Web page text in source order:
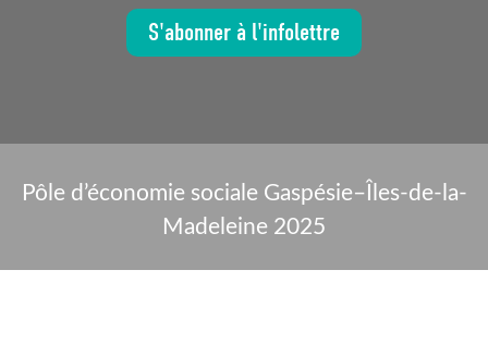
S'abonner à l'infolettre
Pôle d’économie sociale Gaspésie–Îles-de-la-
Madeleine 2025